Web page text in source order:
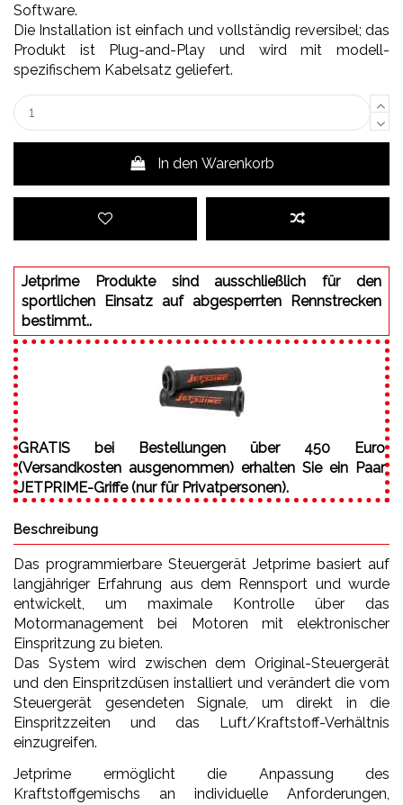
Software.
Die Installation ist einfach und vollständig reversibel; das
Produkt ist Plug-and-Play und wird mit modell-
spezifischem Kabelsatz geliefert.
In den Warenkorb
Jetprime Produkte sind ausschließlich für den
sportlichen Einsatz auf abgesperrten Rennstrecken
bestimmt..
GRATIS bei Bestellungen über 450 Euro
(Versandkosten ausgenommen) erhalten Sie ein Paar
JETPRIME-Griffe (nur für Privatpersonen).
Beschreibung
Das programmierbare Steuergerät Jetprime basiert auf
langjähriger Erfahrung aus dem Rennsport und wurde
entwickelt, um maximale Kontrolle über das
Motormanagement bei Motoren mit elektronischer
Einspritzung zu bieten.
Das System wird zwischen dem Original-Steuergerät
und den Einspritzdüsen installiert und verändert die vom
Steuergerät gesendeten Signale, um direkt in die
Einspritzzeiten und das Luft/Kraftstoff-Verhältnis
einzugreifen.
Jetprime ermöglicht die Anpassung des
Kraftstoffgemischs an individuelle Anforderungen,